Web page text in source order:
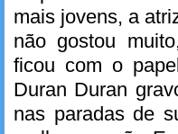
mais jovens, a
não gostou
ficou com o
Duran Duran
nas paradas de